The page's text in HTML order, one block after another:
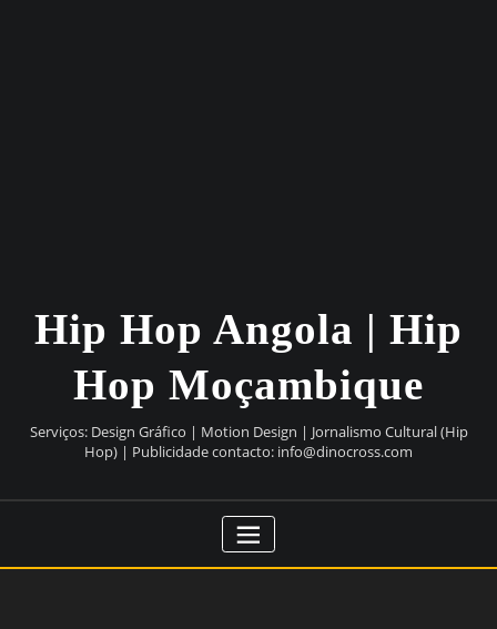
Hip Hop Angola | Hip
Hop Moçambique
Serviços: Design Gráfico | Motion Design | Jornalismo Cultural (Hip
Hop) | Publicidade contacto: info@dinocross.com